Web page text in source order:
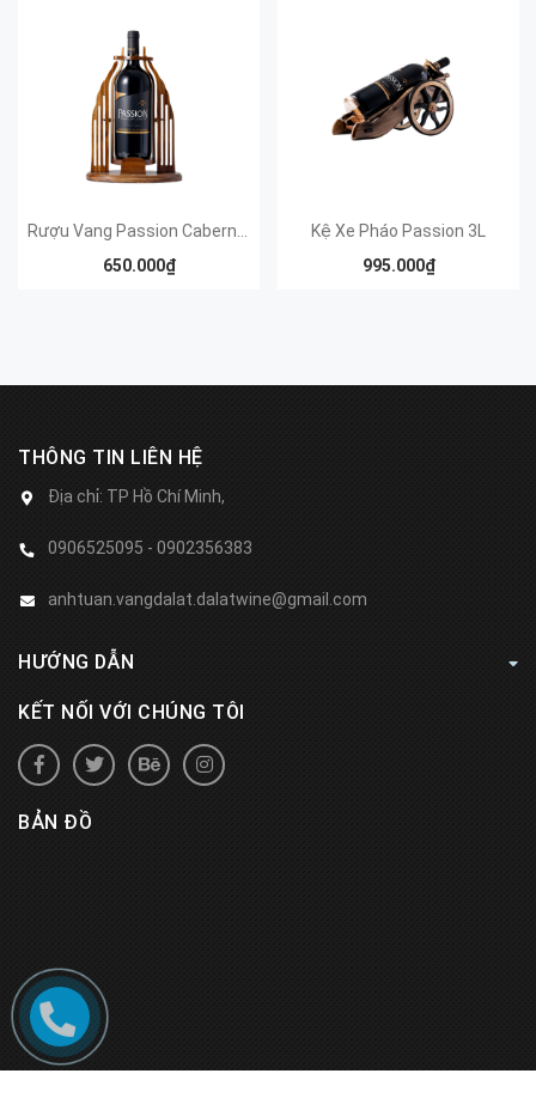
Rượu Vang Passion Cabernet Sauvignon Kệ chai cao 1,5L
650.000₫
Kệ Xe Pháo Passion 3L
995.000₫
THÔNG TIN LIÊN HỆ
Địa chỉ: TP Hồ Chí Minh,
0906525095 - 0902356383
anhtuan.vangdalat.dalatwine@gmail.com
HƯỚNG DẪN
KẾT NỐI VỚI CHÚNG TÔI
BẢN ĐỒ